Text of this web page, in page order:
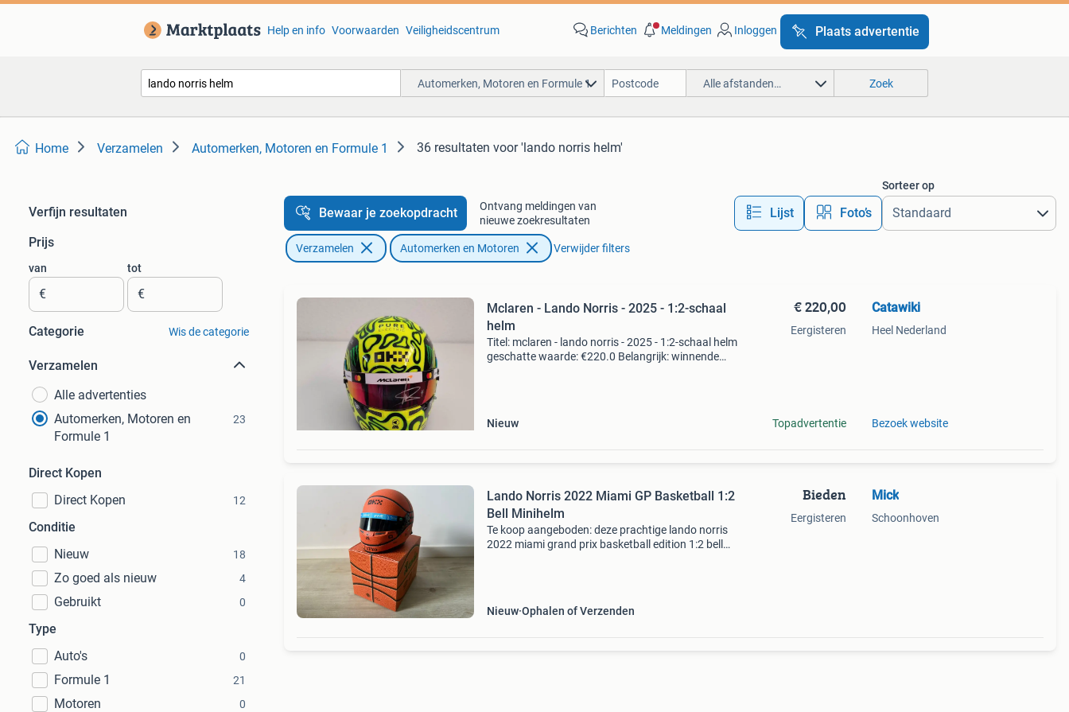
Help en info Voorwaarden Veiligheidscentrum Berichten Meldingen Inloggen Plaats advertentie
Automerken, Motoren en Formule 1 Alle afstanden… Zoek
Home Verzamelen Automerken, Motoren en Formule 1 36 resultaten voor 'lando norris helm'
Verfijn resultaten
Prijs
van
€
tot
€
Categorie Wis de categorie
Verzamelen
Alle advertenties
Automerken, Motoren en
Formule 1
23
Direct Kopen
Direct Kopen
12
Conditie
Nieuw
18
Zo goed als nieuw 4
Gebruikt 0
Type
Auto's
0
Formule 1 21
Motoren 0
Bewaar je zoekopdracht
Ontvang meldingen van
nieuwe zoekresultaten
Lijst Foto’s
Sorteer op
Verzamelen Automerken en Motoren Verwijder filters
Mclaren - Lando Norris - 2025 - 1:2-schaal
helm
Titel: mclaren - lando norris - 2025 - 1:2-schaal helm
geschatte waarde: €220.0 Belangrijk: winnende
Nieuw
€ 220,00
Eergisteren
Topadvertentie
Catawiki
Heel Nederland
Bezoek website
Lando Norris 2022 Miami GP Basketball 1:2
Bell Minihelm
Te koop aangeboden: deze prachtige lando norris
2022 miami grand prix basketball edition 1:2 bell
Nieuw Ophalen of Verzenden
Bieden
Eergisteren
Mick
Schoonhoven